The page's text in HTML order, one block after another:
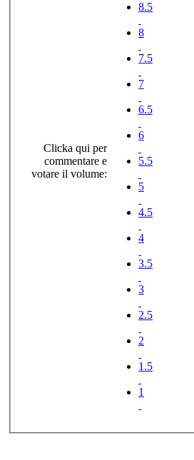
Clicka qui per
commentare e
votare il volume:
8.5
8
7.5
7
6.5
6
5.5
5
4.5
4
3.5
3
2.5
2
1.5
1